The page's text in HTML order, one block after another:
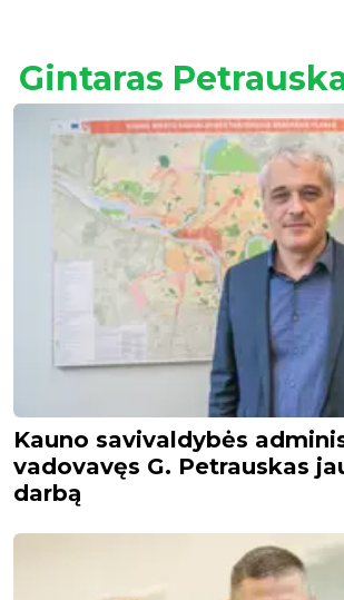
Gintaras
Kauno savivaldybės
vadovavęs G. Petrauskas
darbą